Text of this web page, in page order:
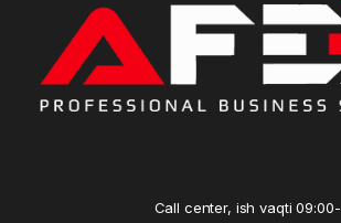
Call center, ish vaqti 09:00-